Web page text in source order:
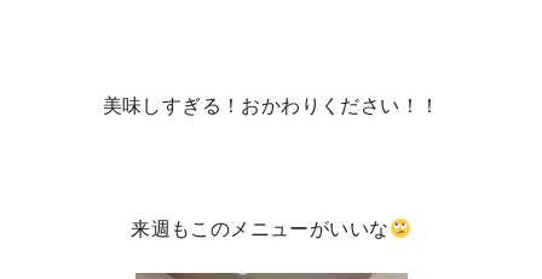
美味しすぎる！おかわりください！！
来週もこのメニューがいいな